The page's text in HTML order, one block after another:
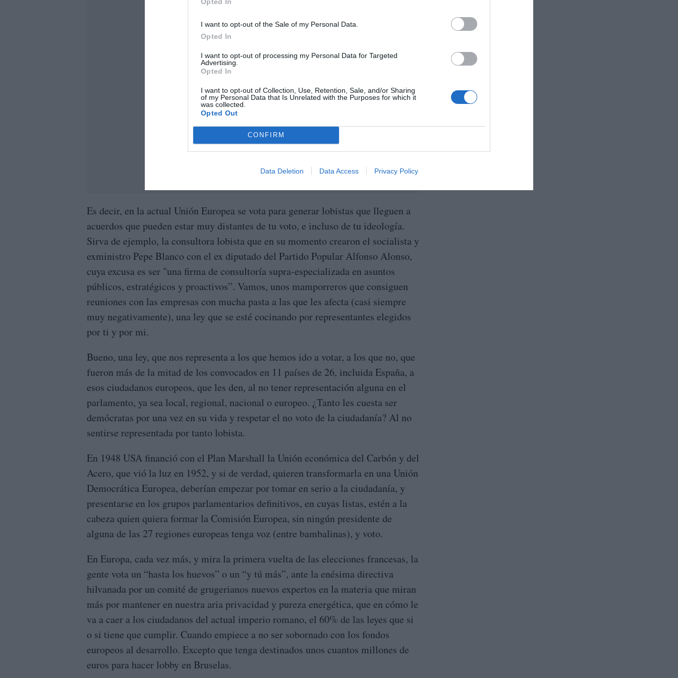
I want to opt-out of the Sale of my Personal Data.
Opted In
I want to opt-out of processing my Personal Data for Targeted
Advertising.
Opted In
I want to opt-out of Collection, Use, Retention, Sale, and/or Sharing
of my Personal Data that Is Unrelated with the Purposes for which it
was collected.
Opted Out
CONFIRM
Data Deletion Data Access Privacy Policy
Es decir, en la actual Unión Europea se vota para generar lobistas que lleguen a
acuerdos que pueden estar muy distantes de tu voto, e incluso de tu ideología.
Sirva de ejemplo, la consultora lobista que en su momento crearon el socialista y
exministro Pepe Blanco con el ex diputado del Partido Popular Alfonso Alonso,
cuya excusa es ser "una firma de consultoría supra-especializada en asuntos
públicos, estratégicos y proactivos”. Vamos, unos mamporreros que consiguen
reuniones con las empresas con mucha pasta a las que les afecta (casi siempre
muy negativamente), una ley que se esté cocinando por representantes elegidos
por ti y por mi.
Bueno, una ley, que nos representa a los que hemos ido a votar, a los que no, que
fueron más de la mitad de los convocados en 11 países de 26, incluida España, a
esos ciudadanos europeos, que les den, al no tener representación alguna en el
parlamento, ya sea local, regional, nacional o europeo. ¿Tanto les cuesta ser
demócratas por una vez en su vida y respetar el no voto de la ciudadanía? Al no
sentirse representada por tanto lobista.
En 1948 USA financió con el Plan Marshall la Unión económica del Carbón y del
Acero, que vió la luz en 1952, y si de verdad, quieren transformarla en una Unión
Democrática Europea, deberían empezar por tomar en serio a la ciudadanía, y
presentarse en los grupos parlamentarios definitivos, en cuyas listas, estén a la
cabeza quien quiera formar la Comisión Europea, sin ningún presidente de
alguna de las 27 regiones europeas tenga voz (entre bambalinas), y voto.
En Europa, cada vez más, y mira la primera vuelta de las elecciones francesas, la
gente vota un “hasta los huevos” o un “y tú más”, ante la enésima directiva
hilvanada por un comité de grugerianos nuevos expertos en la materia que miran
más por mantener en nuestra aria privacidad y pureza energética, que en cómo le
va a caer a los ciudadanos del actual imperio romano, el 60% de las leyes que si
o si tiene que cumplir. Cuando empiece a no ser sobornado con los fondos
europeos al desarrollo. Excepto que tenga destinados unos cuantos millones de
euros para hacer lobby en Bruselas.